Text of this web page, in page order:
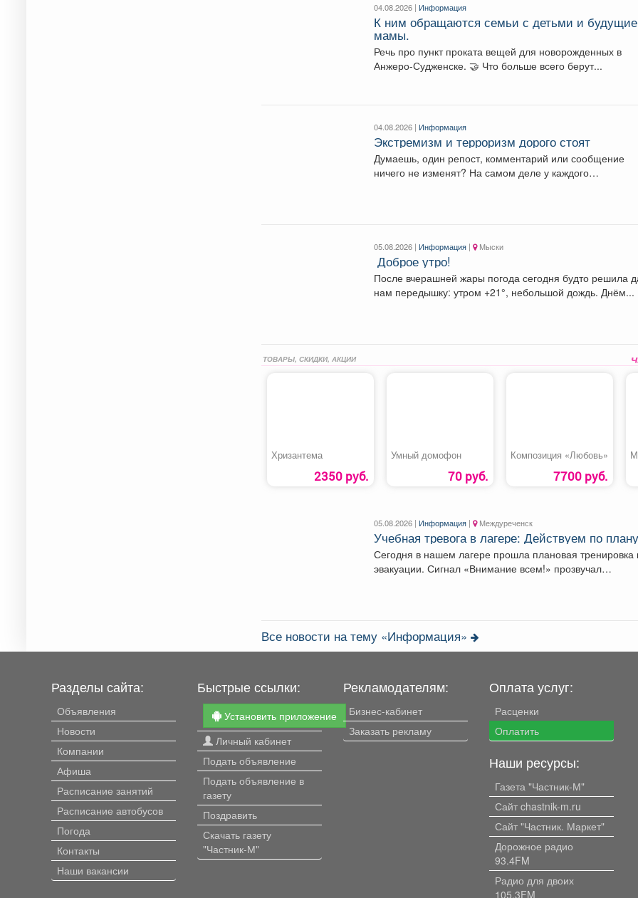
04.08.2026 | Информация
К ним обращаются семьи с детьми и будущие
мамы.
Речь про пункт проката вещей для новорожденных в
Анжеро-Судженске. 🤝 Что больше всего берут...
04.08.2026 | Информация
Экстремизм и терроризм дорого стоят
Думаешь, один репост, комментарий или сообщение
ничего не изменят? На самом деле у каждого
05.08.2026 | Информация | Мыски
Доброе утро!
После вчерашней жары погода сегодня будто решила
нам передышку: утром +21°, небольшой дождь. Днём...
ТОВАРЫ, СКИДКИ, АКЦИИ
Хризантема
2350 руб.
Умный домофон
70 руб.
Композиция «Любовь»
7700 руб.
05.08.2026 | Информация | Междуреченск
Учебная тревога в лагере: Действуем по
Сегодня в нашем лагере прошла плановая тренировка
эвакуации. Сигнал «Внимание всем!» прозвучал
Все новости на тему «Информация»
Разделы сайта:
Объявления
Новости
Компании
Афиша
Расписание занятий
Расписание автобусов
Погода
Контакты
Наши вакансии
Быстрые ссылки:
Установить приложение
Личный кабинет
Подать объявление
Подать объявление в
газету
Поздравить
Скачать газету
"Частник-М"
Рекламодателям:
Бизнес-кабинет
Заказать рекламу
Оплата услуг:
Расценки
Оплатить
Наши ресурсы:
Газета "Частник-М"
Сайт chastnik-m.ru
Сайт "Частник. Маркет"
Дорожное радио
93.4FM
Радио для двоих
105.3FM